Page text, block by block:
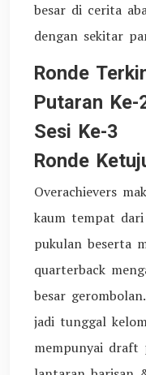
besar di cerita
dengan sekitar
Ronde
Putaran Ke-
Sesi Ke-3
Ronde
Overachievers
kaum tempat
pukulan beserta
quarterback
besar
jadi tunggal
mempunyai draft